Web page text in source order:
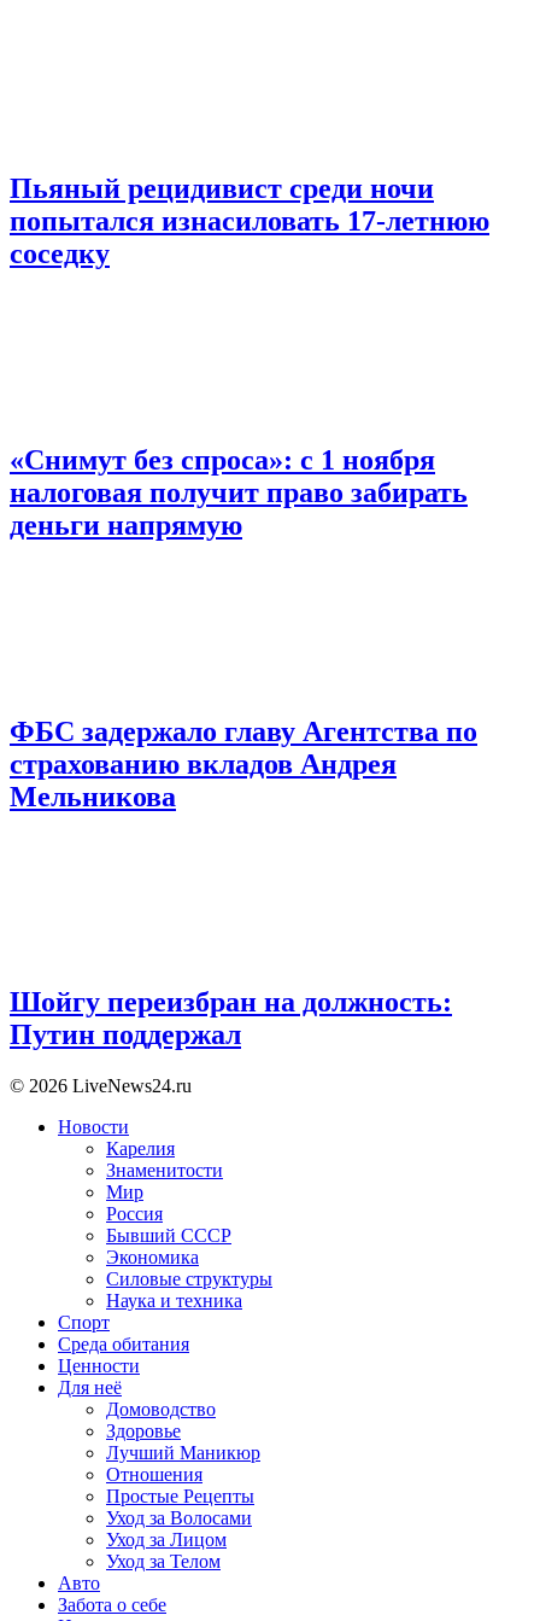
Пьяный рецидивист среди ночи
попытался изнасиловать 17-летнюю
соседку
«Снимут без спроса»: с 1 ноября
налоговая получит право забирать
деньги напрямую
ФБС задержало главу Агентства по
страхованию вкладов Андрея
Мельникова
Шойгу переизбран на должность:
Путин поддержал
© 2026 LiveNews24.ru
Новости
Карелия
Знаменитости
Мир
Россия
Бывший СССР
Экономика
Силовые структуры
Наука и техника
Спорт
Среда обитания
Ценности
Для неё
Домоводство
Здоровье
Лучший Маникюр
Отношения
Простые Рецепты
Уход за Волосами
Уход за Лицом
Уход за Телом
Авто
Забота о себе